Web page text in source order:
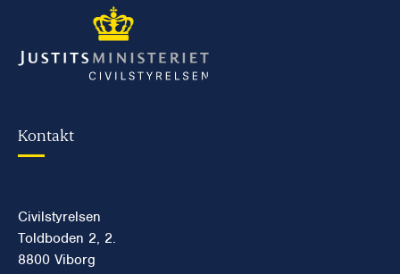
Kontakt
Civilstyrelsen
Toldboden 2, 2.
8800 Viborg